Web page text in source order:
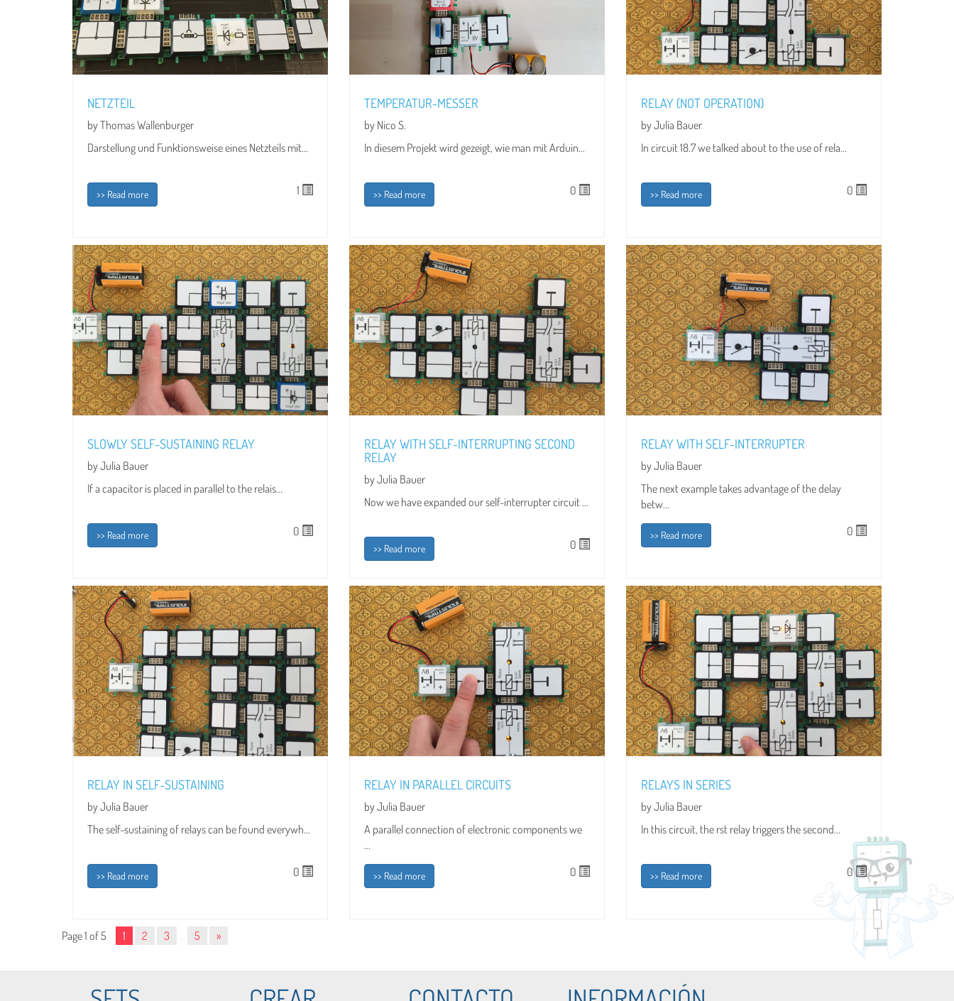
NETZTEIL
by Thomas Wallenburger
Darstellung und Funktionsweise eines Netzteils mit...
>> Read more 1
TEMPERATUR-MESSER
by Nico S.
In diesem Projekt wird gezeigt, wie man mit Arduin...
>> Read more 0
RELAY (NOT OPERATION)
by Julia Bauer
In circuit 18.7 we talked about to the use of rela...
>> Read more 0
SLOWLY SELF-SUSTAINING RELAY
by Julia Bauer
If a capacitor is placed in parallel to the relais...
>> Read more 0
RELAY WITH SELF-INTERRUPTING SECOND
RELAY
by Julia Bauer
Now we have expanded our self-interrupter circuit ...
>> Read more 0
RELAY WITH SELF-INTERRUPTER
by Julia Bauer
The next example takes advantage of the delay
betw...
>> Read more 0
RELAY IN SELF-SUSTAINING
by Julia Bauer
The self-sustaining of relays can be found everywh...
>> Read more 0
RELAY IN PARALLEL CIRCUITS
by Julia Bauer
A parallel connection of electronic components we
...
>> Read more 0
RELAYS IN SERIES
by Julia Bauer
In this circuit, the rst relay triggers the second...
>> Read more 0
Page 1 of 5 1 2 3 … 5 »